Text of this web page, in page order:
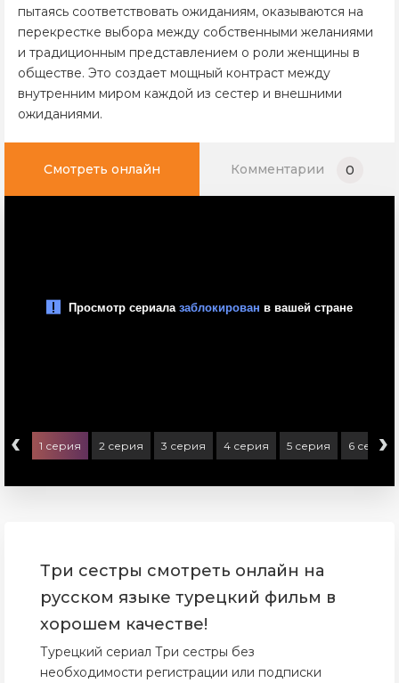
пытаясь соответствовать ожиданиям, оказываются на
перекрестке выбора между собственными желаниями
и традиционным представлением о роли женщины в
обществе. Это создает мощный контраст между
внутренним миром каждой из сестер и внешними
ожиданиями.
Смотреть онлайн Комментарии 0
‹ 1 серия 2 серия 3 серия 4 серия 5 серия 6 серия
›
Три сестры смотреть онлайн на
русском языке турецкий фильм в
хорошем качестве!
Турецкий сериал Три сестры без
необходимости регистрации или подписки